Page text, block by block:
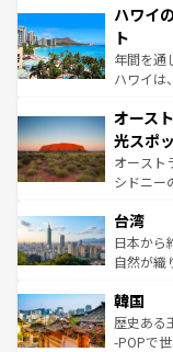
着のスイ
のような
ンメント
西部には
ストーン
文化が魅
しみなが
るだろう
ならではの贅
情報は
ハワイ
ト
年間を通
ハワイは
ワイ島は
島だが、
おすすめ
文化や歴
人々、お
ク、伝統
っている
はコンテ
オース
光スポ
オースト
シドニー
リアリー
ク）、タ
ど、見ど
いる。ア
ビング、
い。オー
台湾
日本から
自然が織
ン）、静
と山間の
驚きをも
韓国
歴史ある
-POPで